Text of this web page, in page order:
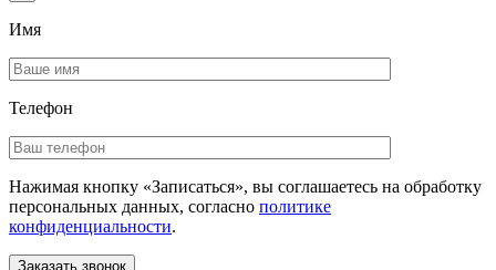
Имя
Телефон
Нажимая кнопку «Записаться», вы соглашаетесь на обработку
персональных данных, согласно политике
конфиденциальности.